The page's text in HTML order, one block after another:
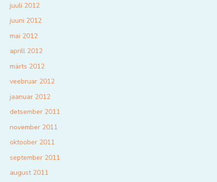
juuli 2012
juuni 2012
mai 2012
aprill 2012
märts 2012
veebruar 2012
jaanuar 2012
detsember 2011
november 2011
oktoober 2011
september 2011
august 2011